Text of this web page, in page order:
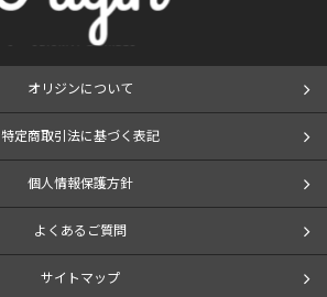
オリジンについて
特定商取引法に基づく表記
個人情報保護方針
よくあるご質問
サイトマップ